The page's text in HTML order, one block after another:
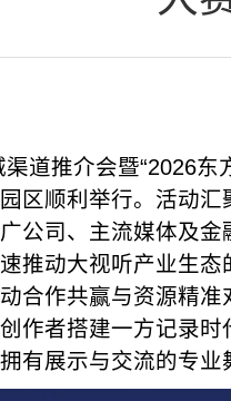
道推介会暨“2026东
区顺利举行。活动
公司、主流媒体及
推动大视听产业生
合作共赢与资源精
作者搭建一方记录
有展示与交流的专业